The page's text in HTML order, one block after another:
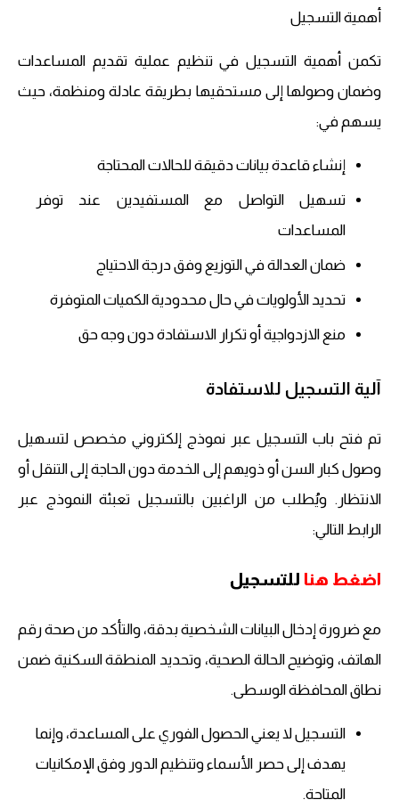
أهمية التسجيل
تكمن أهمية التسجيل في تنظيم عملية تقديم المساعدات
وضمان وصولها إلى مستحقيها بطريقة عادلة ومنظمة، حيث
يسهم في:
إنشاء قاعدة بيانات دقيقة للحالات المحتاجة
تسهيل التواصل مع المستفيدين عند توفر
المساعدات
ضمان العدالة في التوزيع وفق درجة الاحتياج
تحديد الأولويات في حال محدودية الكميات المتوفرة
منع الازدواجية أو تكرار الاستفادة دون وجه حق
آلية التسجيل للاستفادة
تم فتح باب التسجيل عبر نموذج إلكتروني مخصص لتسهيل
وصول كبار السن أو ذويهم إلى الخدمة دون الحاجة إلى التنقل أو
الانتظار. ويُطلب من الراغبين بالتسجيل تعبئة النموذج عبر
الرابط التالي:
اضغط هنا للتسجيل
مع ضرورة إدخال البيانات الشخصية بدقة، والتأكد من صحة رقم
الهاتف، وتوضيح الحالة الصحية، وتحديد المنطقة السكنية ضمن
نطاق المحافظة الوسطى.
التسجيل لا يعني الحصول الفوري على المساعدة، وإنما
يهدف إلى حصر الأسماء وتنظيم الدور وفق الإمكانيات
المتاحة.